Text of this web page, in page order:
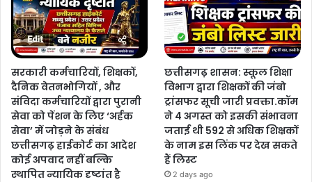
सरकारी कर्मचारियों, शिक्षकों,
दैनिक वेतनभोगियों , और
संविदा कर्मचारियों द्वारा पुरानी
सेवा को पेंशन के लिए ‘अर्हक
सेवा’ में जोड़ने के संबंध
छत्तीसगढ़ हाईकोर्ट का आदेश
कोई अपवाद नहीं बल्कि
स्थापित न्यायिक दृष्टांत है
छत्तीसगढ़ शासन: स्कूल शिक्षा
विभाग द्वारा शिक्षकों की जंबो
ट्रांसफर सूची जारी प्रवक्ता.कॉम
ने 4 अगस्त को इसकी संभावना
जताई थी 592 से अधिक शिक्षकों
के नाम इस लिंक पर देख सकते
हैं लिस्ट
2 days ago